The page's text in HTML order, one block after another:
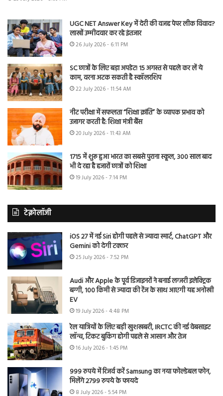
UGC NET Answer Key में देरी की वजह पेपर लीक विवाद?
लाखों उम्मीदवार कर रहे इंतजार
26 July 2026 - 6:11 PM
SC छात्रों के लिए बड़ा अपडेट! 15 अगस्त से पहले कर लें ये
काम, वरना अटक सकती है स्कॉलरशिप
22 July 2026 - 11:54 AM
नीट परीक्षा में सफलता “शिक्षा क्रांति” के व्यापक प्रभाव को
उजागर करती है: शिक्षा मंत्री बैंस
20 July 2026 - 11:43 AM
1715 में शुरू हुआ भारत का सबसे पुराना स्कूल, 300 साल बाद
भी दे रहा है हजारों छात्रों को शिक्षा
19 July 2026 - 7:14 PM
टेक्नोलॉजी
iOS 27 में नई Siri होगी पहले से ज्यादा स्मार्ट, ChatGPT और
Gemini को देगी टक्कर
25 July 2026 - 7:52 PM
Audi और Apple के पूर्व डिजाइनरों ने बनाई लग्जरी इलेक्ट्रिक
बग्गी, 100 किमी से ज्यादा की रेंज के साथ आएगी यह अनोखी
EV
19 July 2026 - 4:48 PM
रेल यात्रियों के लिए बड़ी खुशखबरी, IRCTC की नई वेबसाइट
लॉन्च, टिकट बुकिंग होगी पहले से आसान और तेज
16 July 2026 - 1:45 PM
999 रुपये में रिजर्व करें Samsung का नया फोल्डेबल फोन,
मिलेंगे 2799 रुपये के फायदे
8 July 2026 - 5:54 PM